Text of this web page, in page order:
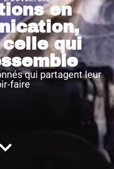
en
qui
qui partagent leur
faire